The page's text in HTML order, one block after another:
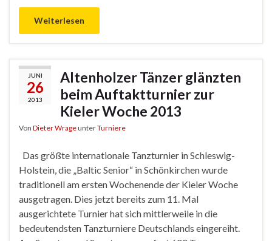
Weiterlesen
JUNI
26
2013
Altenholzer Tänzer glänzten
beim Auftaktturnier zur
Kieler Woche 2013
Von Dieter WrageunterTurniere
Das größte internationale Tanzturnier in Schleswig-
Holstein, die „Baltic Senior“ in Schönkirchen wurde
traditionell am ersten Wochenende der Kieler Woche
ausgetragen. Dies jetzt bereits zum 11. Mal
ausgerichtete Turnier hat sich mittlerweile in die
bedeutendsten Tanzturniere Deutschlands eingereiht.